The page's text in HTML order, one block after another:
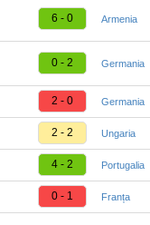
6 - 0 Armenia
0 - 2 Germania
2 - 0 Germania
2 - 2 Ungaria
4 - 2 Portugalia
0 - 1 Franța